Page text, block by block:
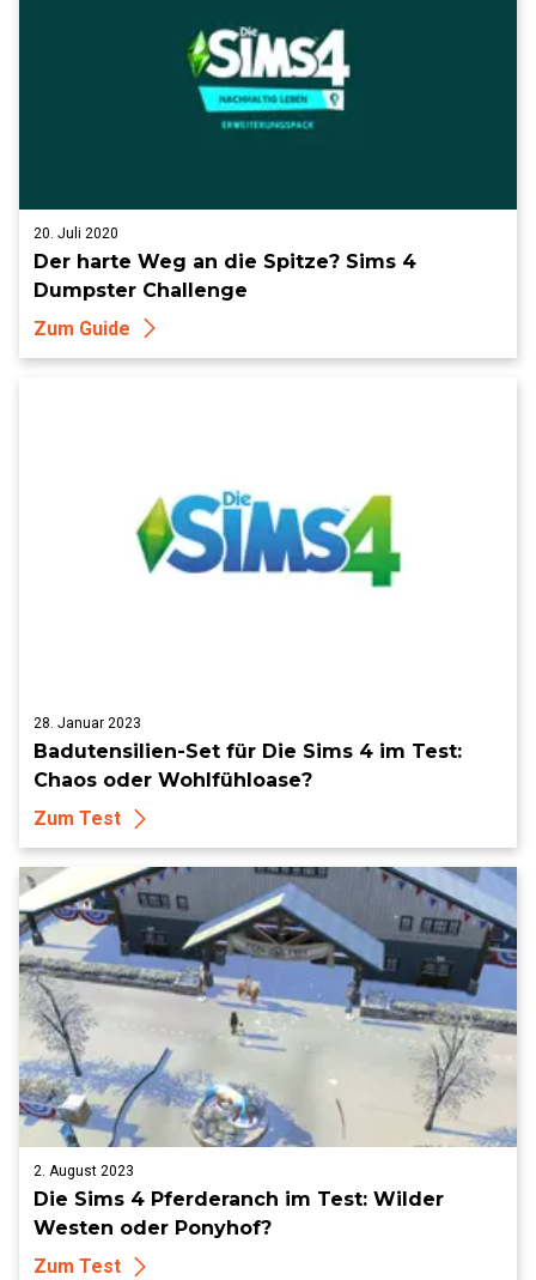
20. Juli 2020
Der harte Weg an die Spitze? Sims 4
Dumpster Challenge
Zum Guide
28. Januar 2023
Badutensilien-Set für Die Sims 4 im Test:
Chaos oder Wohlfühloase?
Zum Test
2. August 2023
Die Sims 4 Pferderanch im Test: Wilder
Westen oder Ponyhof?
Zum Test